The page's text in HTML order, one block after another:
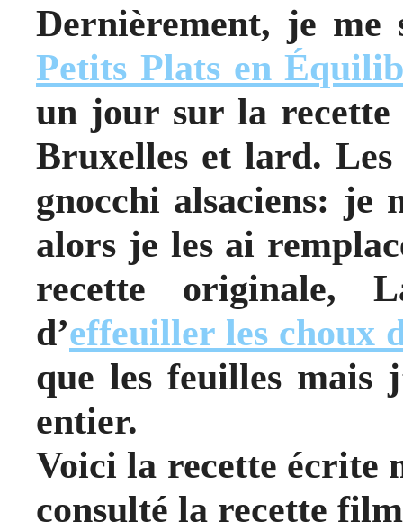
Dernièrement, je me
Petits Plats en
un jour sur la recette
Bruxelles et lard.
gnocchi alsaciens: je
alors je les ai
recette originale,
d’effeuiller les choux
que les feuilles mais
entier.
Voici la recette écrite
consulté la recette